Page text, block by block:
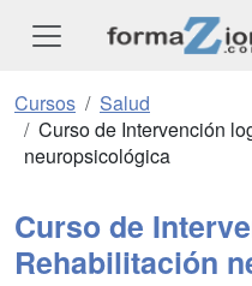
Cursos
Salud
Curso de Intervención
neuropsicológica
Curso de
Rehabilitación